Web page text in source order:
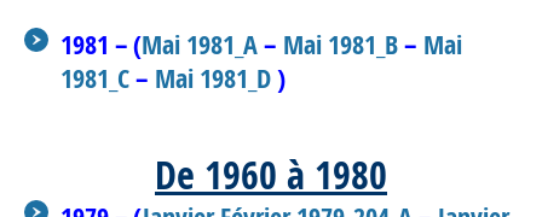
1981 – (Mai 1981_A– Mai 1981_B– Mai
1981_C– Mai 1981_D)
De 1960 à 1980